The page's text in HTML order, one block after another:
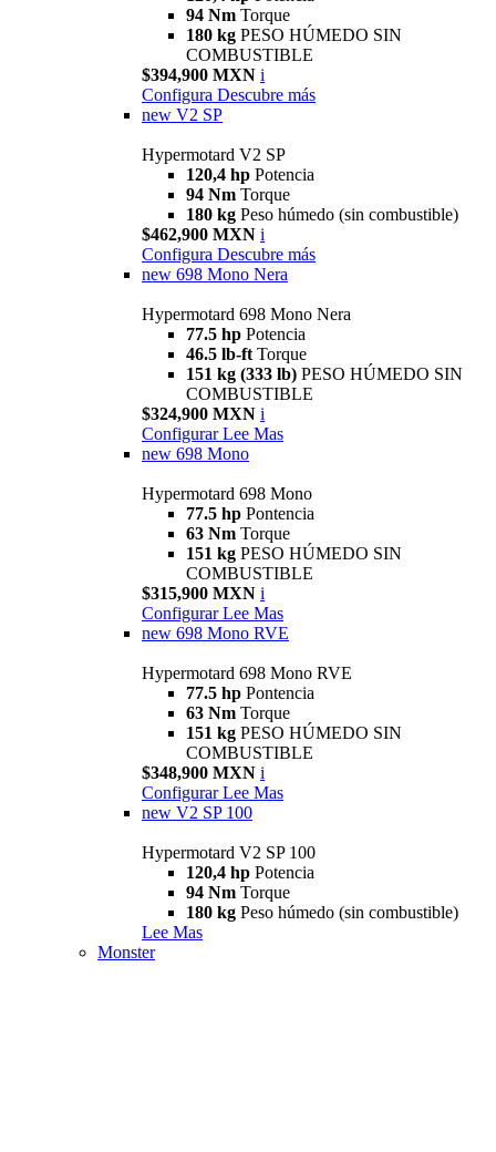
94 Nm Torque
180 kg PESO HÚMEDO SIN
COMBUSTIBLE
$394,900 MXN i
Configura Descubre más
new V2 SP
Hypermotard V2 SP
120,4 hp Potencia
94 Nm Torque
180 kg Peso húmedo (sin combustible)
$462,900 MXN i
Configura Descubre más
new 698 Mono Nera
Hypermotard 698 Mono Nera
77.5 hp Potencia
46.5 lb-ft Torque
151 kg (333 lb) PESO HÚMEDO SIN
COMBUSTIBLE
$324,900 MXN i
Configurar Lee Mas
new 698 Mono
Hypermotard 698 Mono
77.5 hp Pontencia
63 Nm Torque
151 kg PESO HÚMEDO SIN
COMBUSTIBLE
$315,900 MXN i
Configurar Lee Mas
new 698 Mono RVE
Hypermotard 698 Mono RVE
77.5 hp Pontencia
63 Nm Torque
151 kg PESO HÚMEDO SIN
COMBUSTIBLE
$348,900 MXN i
Configurar Lee Mas
new V2 SP 100
Hypermotard V2 SP 100
120,4 hp Potencia
94 Nm Torque
180 kg Peso húmedo (sin combustible)
Lee Mas
Monster